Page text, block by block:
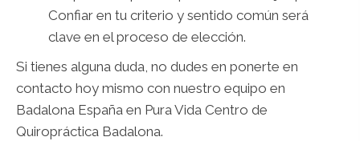
Confiar en tu criterio y sentido común será
clave en el proceso de elección.
Si tienes alguna duda, no dudes en ponerte en
contacto hoy mismo con nuestro equipo en
Badalona España en Pura Vida Centro de
Quiropráctica Badalona.